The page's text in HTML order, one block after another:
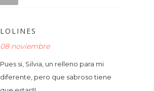
LOLINES
08 noviembre
Pues si, Silvia, un relleno para mi
diferente, pero que sabroso tiene